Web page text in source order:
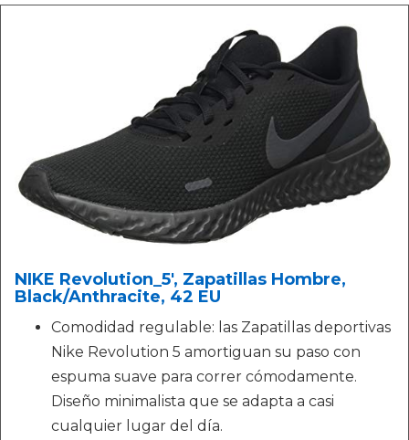
NIKE Revolution_5', Zapatillas Hombre,
Black/Anthracite, 42 EU
Comodidad regulable: las Zapatillas deportivas
Nike Revolution 5 amortiguan su paso con
espuma suave para correr cómodamente.
Diseño minimalista que se adapta a casi
cualquier lugar del día.